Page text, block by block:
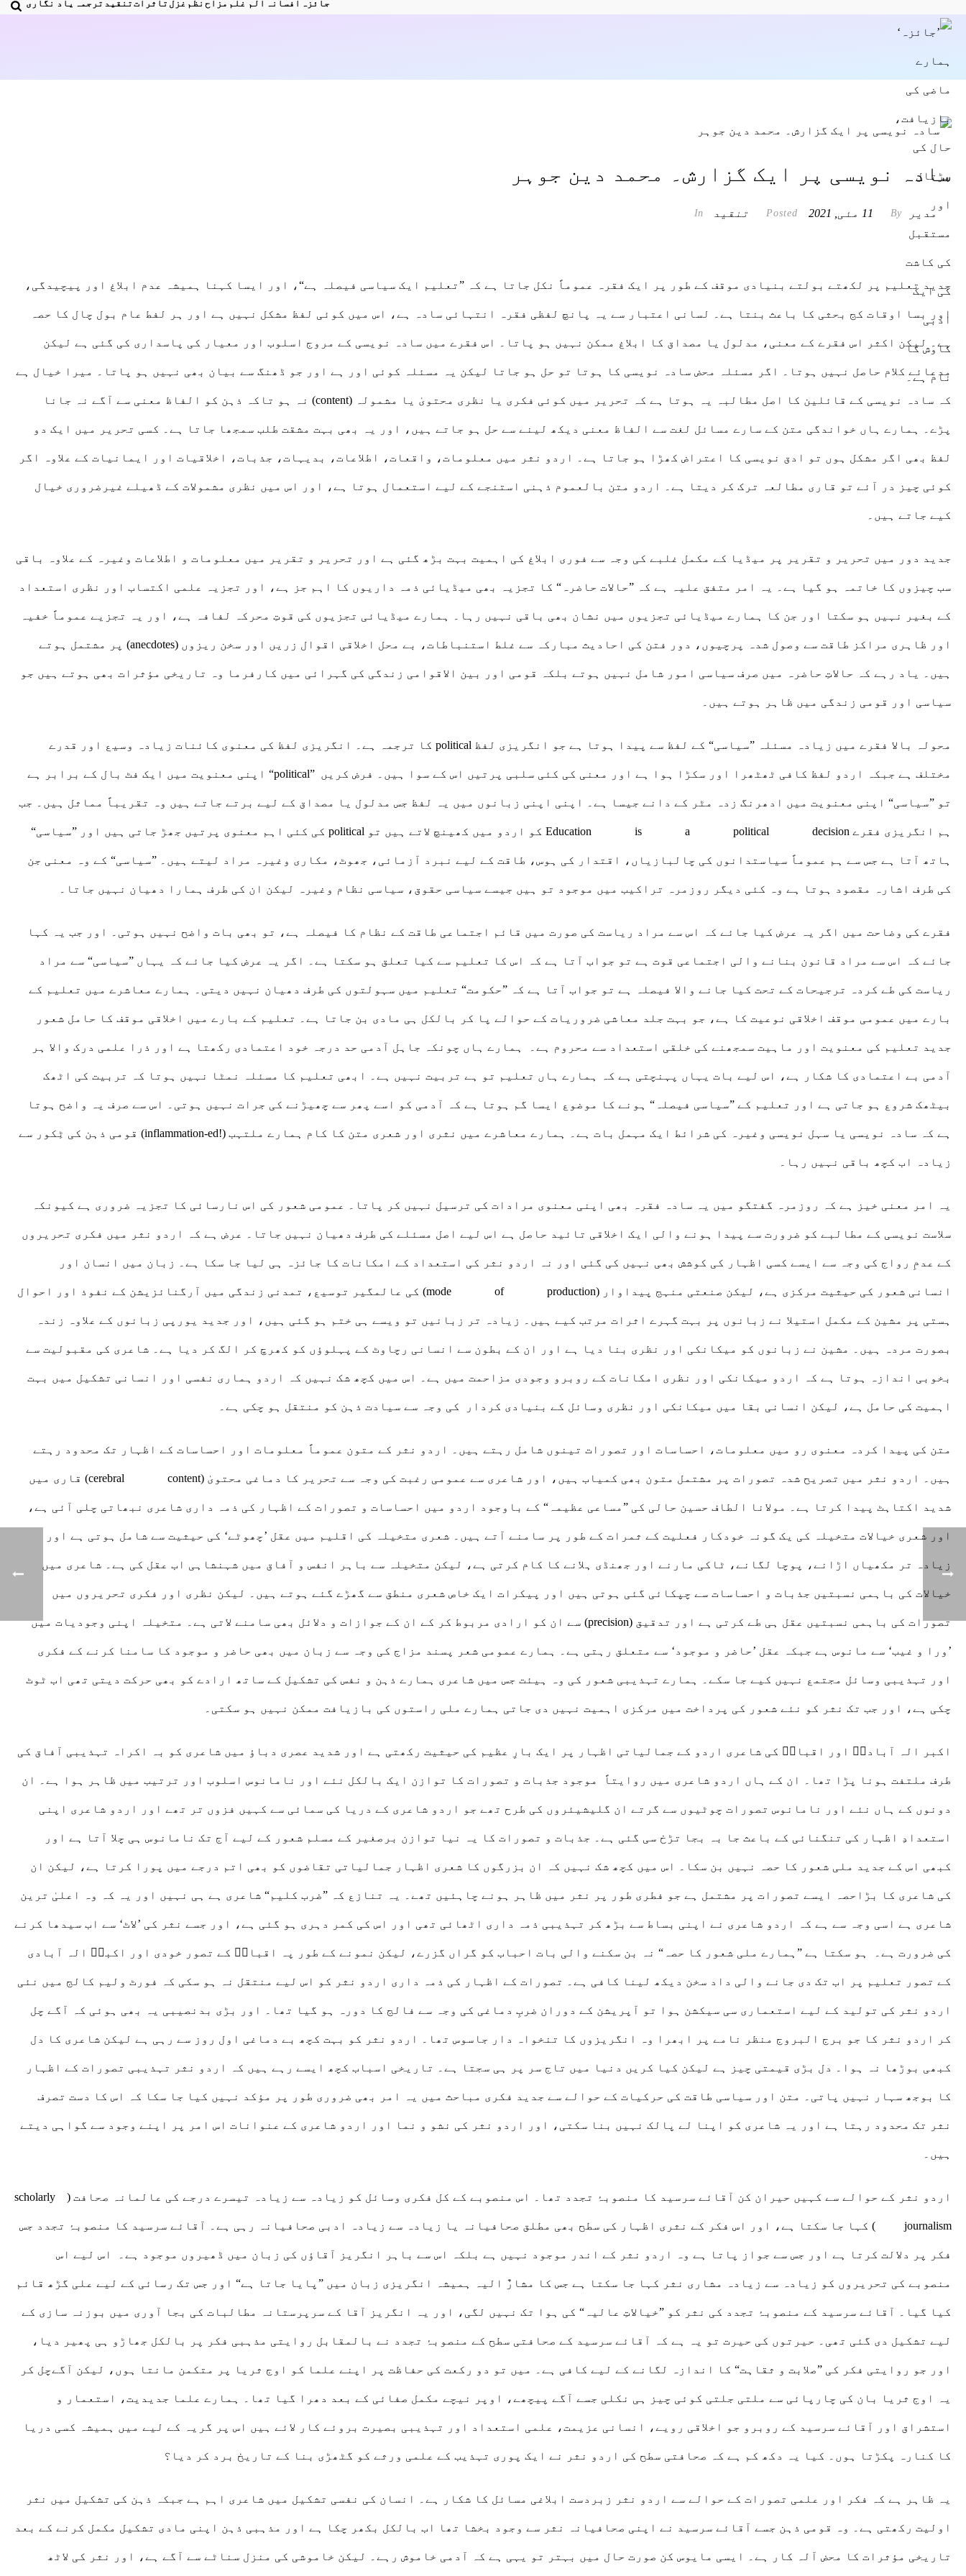
یاد نگاری ترجمہ تنقید تاثرات غزل نظم مزاح الم غلم افسانہ جائزہ
سادہ نویسی پر ایک گزارش۔ محمد دین جوہر
By مدیر 11 مئی, 2021 تنقید
جدید تعلیم پر لکھتے بولتے بنیادی موقف کے طور پر ایک فقرہ عموماً نکل جاتا ہے کہ ”تعلیم ایک سیاسی فیصلہ ہے“، اور ایسا کہنا ہمیشہ عدم ابلاغ اور پیچیدگی،
اور بسا اوقات کج بحثی کا باعث بنتا ہے۔ لسانی اعتبار سے یہ پانچ لفظی فقرہ انتہائی سادہ ہے، اس میں کوئی لفظ مشکل نہیں ہے اور ہر لفط عام بول چال کا حصہ
ہے۔ لیکن اکثر اس فقرے کے معنی، مدلول یا مصداق کا ابلاغ ممکن نہیں ہو پاتا۔ اس فقرے میں سادہ نویسی کے مروج اسلوب اور معیار کی پاسداری کی گئی ہے لیکن
مدعائے کلام حاصل نہیں ہوتا۔ اگر مسئلہ محض سادہ نویسی کا ہوتا تو حل ہو جاتا لیکن یہ مسئلہ کوئی اور ہے اور جو ڈھنگ سے بیان بھی نہیں ہو پاتا۔ میرا خیال ہے
کہ سادہ نویسی کے قائلین کا اصل مطالبہ یہ ہوتا ہے کہ تحریر میں کوئی فکری یا نظری محتویٰ یا مشمولہ (content) نہ ہو تاکہ ذہن کو الفاظ معنی سے آگے نہ جانا
پڑے۔ ہمارے ہاں خواندگی متن کے سارے مسائل لغت سے الفاظ معنی دیکھ لینے سے حل ہو جاتے ہیں، اور یہ بھی بہت مشقت طلب سمجھا جاتا ہے۔ کسی تحریر میں ایک دو
لفظ بھی اگر مشکل ہوں تو ادق نویسی کا اعتراض کھڑا ہو جاتا ہے۔ اردو نثر میں معلومات، واقعات، اطلاعات، بدیہات، جذبات، اخلاقیات اور ایمانیات کے علاوہ اگر
کوئی چیز در آئے تو قاری مطالعہ ترک کر دیتا ہے۔ اردو متن بالعموم ذہنی استنجے کے لیے استعمال ہوتا ہے، اور اس میں نظری مشمولات کے ڈھیلے غیرضروری خیال
کیے جاتے ہیں۔
جدید دور میں تحریر و تقریر پر میڈیا کے مکمل غلبے کی وجہ سے فوری ابلاغ کی اہمیت بہت بڑھ گئی ہے اور تحریر و تقریر میں معلومات و اطلاعات وغیرہ کے علاوہ باقی
سب چیزوں کا خاتمہ ہو گیا ہے۔ یہ امر متفق علیہ ہے کہ ”حالات حاضرہ“ کا تجزیہ بھی میڈیائی ذمہ داریوں کا اہم جز ہے، اور تجزیہ علمی اکتساب اور نظری استعداد
کے بغیر نہیں ہو سکتا اور جن کا ہمارے میڈیائی تجزیوں میں نشان بھی باقی نہیں رہا۔ ہمارے میڈیائی تجزیوں کی قوتِ محرکہ لفافہ ہے، اور یہ تجزیے عموماً خفیہ
اور ظاہری مراکز طاقت سے وصول شدہ پرچیوں، دور فتن کی احادیث مبارکہ سے غلط استنباطات، بے محل اخلاقی اقوال زریں اور سخن ریزوں (anecdotes) پر مشتمل ہوتے
ہیں۔ یاد رہے کہ حالاتِ حاضرہ میں صرف سیاسی امور شامل نہیں ہوتے بلکہ قومی اور بین الاقوامی زندگی کی گہرائی میں کارفرما وہ تاریخی مؤثرات بھی ہوتے ہیں جو
سیاسی اور قومی زندگی میں ظاہر ہوتے ہیں۔
محولہ بالا فقرے میں زیادہ مسئلہ ”سیاسی“ کے لفظ سے پیدا ہوتا ہے جو انگریزی لفظ political کا ترجمہ ہے۔ انگریزی لفظ کی معنوی کائنات زیادہ وسیع اور قدرے
مختلف ہے جبکہ اردو لفظ کافی ٹھٹھرا اور سکڑا ہوا ہے اور معنی کی کئی سلبی پرتیں اس کے سوا ہیں۔ فرض کریں ”political“ اپنی معنویت میں ایک فٹ بال کے برابر ہے
تو ”سیاسی“ اپنی معنویت میں ادھرنگ زدہ مٹر کے دانے جیسا ہے۔ اپنی اپنی زبانوں میں یہ لفظ جس مدلول یا مصداق کے لیے برتے جاتے ہیں وہ تقریباً مماثل ہیں۔ جب
ہم انگریزی فقرے Education is a political decision کو اردو میں کھینچ لاتے ہیں تو political کی کئی اہم معنوی پرتیں جھڑ جاتی ہیں اور ”سیاسی“
ہاتھ آتا ہے جس سے ہم عموماً سیاستدانوں کی چالبازیاں، اقتدار کی ہوس، طاقت کے لیے نبرد آزمائی، جھوٹ، مکاری وغیرہ مراد لیتے ہیں۔ ”سیاسی“ کے وہ معنی جن
کی طرف اشارہ مقصود ہوتا ہے وہ کئی دیگر روزمرہ تراکیب میں موجود تو ہیں جیسے سیاسی حقوق، سیاسی نظام وغیرہ لیکن ان کی طرف ہمارا دھیان نہیں جاتا۔
فقرے کی وضاحت میں اگر یہ عرض کیا جائے کہ اس سے مراد ریاست کی صورت میں قائم اجتماعی طاقت کے نظام کا فیصلہ ہے، تو بھی بات واضح نہیں ہوتی۔ اور جب یہ کہا
جائے کہ اس سے مراد قانون بنانے والی اجتماعی قوت ہے تو جواب آتا ہے کہ اس کا تعلیم سے کیا تعلق ہو سکتا ہے۔ اگر یہ عرض کیا جائے کہ یہاں ”سیاسی“ سے مراد
ریاست کی طے کردہ ترجیحات کے تحت کیا جانے والا فیصلہ ہے تو جواب آتا ہے کہ ”حکومت“ تعلیم میں سہولتوں کی طرف دھیان نہیں دیتی۔ ہمارے معاشرے میں تعلیم کے
بارے میں عمومی موقف اخلاقی نوعیت کا ہے، جو بہت جلد معاشی ضروریات کے حوالے پا کر بالکل ہی مادی بن جاتا ہے۔ تعلیم کے بارے میں اخلاقی موقف کا حامل شعور
جدید تعلیم کی معنویت اور ماہیت سمجھنے کی خلقی استعداد سے محروم ہے۔ ہمارے ہاں چونکہ جاہل آدمی حد درجہ خود اعتمادی رکھتا ہے اور ذرا علمی درک والا ہر
آدمی بے اعتمادی کا شکار ہے، اس لیے بات یہاں پہنچتی ہے کہ ہمارے ہاں تعلیم تو ہے تربیت نہیں ہے۔ ابھی تعلیم کا مسئلہ نمٹا نہیں ہوتا کہ تربیت کی اٹھک
بیٹھک شروع ہو جاتی ہے اور تعلیم کے ”سیاسی فیصلہ“ ہونے کا موضوع ایسا گم ہوتا ہے کہ آدمی کو اسے پھر سے چھیڑنے کی جرات نہیں ہوتی۔ اس سے صرف یہ واضح ہوتا
ہے کہ سادہ نویسی یا سہل نویسی وغیرہ کی شرائط ایک مہمل بات ہے۔ ہمارے معاشرے میں نثری اور شعری متن کا کام ہمارے ملتہب (!inflammation-ed) قومی ذہن کی ٹِکور سے
زیادہ اب کچھ باقی نہیں رہا۔
یہ امر معنی خیز ہے کہ روزمرہ گفتگو میں یہ سادہ فقرہ بھی اپنی معنوی مرادات کی ترسیل نہیں کر پاتا۔ عمومی شعور کی اس نارسائی کا تجزیہ ضروری ہے کیونکہ
سلاست نویسی کے مطالبے کو ضرورت سے پیدا ہونے والی ایک اخلاقی تائید حاصل ہے اس لیے اصل مسئلے کی طرف دھیان نہیں جاتا۔ عرض ہے کہ اردو نثر میں فکری تحریروں
کے عدمِ رواج کی وجہ سے ایسے کسی اظہار کی کوشش بھی نہیں کی گئی اور نہ اردو نثر کی استعداد کے امکانات کا جائزہ ہی لیا جا سکا ہے۔ زبان میں انسان اور
انسانی شعور کی حیثیت مرکزی ہے، لیکن صنعتی منہج پیداوار (mode of production) کی عالمگیر توسیع، تمدنی زندگی میں آرگنائزیشن کے نفوذ اور احوال
ہستی پر مشین کے مکمل استیلا نے زبانوں پر بہت گہرے اثرات مرتب کیے ہیں۔ زیادہ تر زبانیں تو ویسے ہی ختم ہو گئی ہیں، اور جدید یورپی زبانوں کے علاوہ زندہ
بصورت مردہ ہیں۔ مشین نے زبانوں کو میکانکی اور نظری بنا دیا ہے اور ان کے بطون سے انسانی رچاوٹ کے پہلوؤں کو کھرچ کر الگ کر دیا ہے۔ شاعری کی مقبولیت سے
بخوبی اندازہ ہوتا ہے کہ اردو میکانکی اور نظری امکانات کے روبرو وجودی مزاحمت میں ہے۔ اس میں کچھ شک نہیں کہ اردو ہماری نفسی اور انسانی تشکیل میں بہت
اہمیت کی حامل ہے، لیکن انسانی بقا میں میکانکی اور نظری وسائل کے بنیادی کردار کی وجہ سے سیادت ذہن کو منتقل ہو چکی ہے۔
متن کی پیدا کردہ معنوی رو میں معلومات، احساسات اور تصورات تینوں شامل رہتے ہیں۔ اردو نثر کے متون عموماً معلومات اور احساسات کے اظہار تک محدود رہتے
ہیں۔ اردو نثر میں تصریح شدہ تصورات پر مشتمل متون بھی کمیاب ہیں، اور شاعری سے عمومی رغبت کی وجہ سے تحریر کا دماغی محتویٰ (cerebral content) قاری میں
شدید اکتاہٹ پیدا کرتا ہے۔ مولانا الطاف حسین حالی کی ”مساعی عظیمہ“ کے باوجود اردو میں احساسات و تصورات کے اظہار کی ذمہ داری شاعری نبھاتی چلی آئی ہے،
اور شعری خیالات متخیلہ کی یک گونہ خودکار فعلیت کے ثمرات کے طور پر سامنے آتے ہیں۔ شعری متخیلہ کی اقلیم میں عقل ’چھوٹے‘ کی حیثیت سے شامل ہوتی ہے اور
زیادہ تر مکھیاں اڑانے، پوچا لگانے، ٹاکی مارنے اور جھنڈی ہلانے کا کام کرتی ہے، لیکن متخیلہ سے باہر انفس و آفاق میں شہنشاہی اب عقل کی ہے۔ شاعری میں
خیالات کی باہمی نسبتیں جذبات و احساسات سے چپکائی گئی ہوتی ہیں اور پیکرات ایک خاص شعری منطق سے گھڑے گئے ہوتے ہیں۔ لیکن نظری اور فکری تحریروں میں
تصورات کی باہمی نسبتیں عقل ہی طے کرتی ہے اور تدقیق (precision) سے ان کو ارادی مربوط کر کے ان کے جوازات و دلائل بھی سامنے لاتی ہے۔ متخیلہ اپنی وجودیات میں
’ورا و غیب‘ سے مانوس ہے جبکہ عقل ’حاضر و موجود‘ سے متعلق رہتی ہے۔ ہمارے عمومی شعر پسند مزاج کی وجہ سے زبان میں بھی حاضر و موجود کا سامنا کرنے کے فکری
اور تہذیبی وسائل مجتمع نہیں کیے جا سکے۔ ہمارے تہذیبی شعور کی وہ ہیئت جس میں شاعری ہمارے ذہن و نفس کی تشکیل کے ساتھ ارادے کو بھی حرکت دیتی تھی اب ٹوٹ
چکی ہے، اور جب تک نثر کو نئے شعور کی پرداخت میں مرکزی اہمیت نہیں دی جاتی ہمارے ملی راستوں کی بازیافت ممکن نہیں ہو سکتی۔
اکبر الہ آبادیؒ اور اقبالؒ کی شاعری اردو کے جمالیاتی اظہار پر ایک بارِ عظیم کی حیثیت رکھتی ہے اور شدید عصری دباؤ میں شاعری کو بہ اکراہ تہذیبی آفاق کی
طرف ملتفت ہونا پڑا تھا۔ ان کے ہاں اردو شاعری میں روایتاً موجود جذبات و تصورات کا توازن ایک بالکل نئے اور نامانوس اسلوب اور ترتیب میں ظاہر ہوا ہے۔ ان
دونوں کے ہاں نئے اور نامانوس تصورات چوٹیوں سے گرتے ان گلیشیئروں کی طرح تھے جو اردو شاعری کے دریا کی سمائی سے کہیں فزوں تر تھے اور اردو شاعری اپنی
استعدادِ اظہار کی تنگنائی کے باعث جا بہ بجا تڑخ سی گئی ہے۔ جذبات و تصورات کا یہ نیا توازن برصغیر کے مسلم شعور کے لیے آج تک نامانوس ہی چلا آتا ہے اور
کبھی اس کے جدید ملی شعور کا حصہ نہیں بن سکا۔ اس میں کچھ شک نہیں کہ ان بزرگوں کا شعری اظہار جمالیاتی تقاضوں کو بھی اتم درجے میں پورا کرتا ہے، لیکن ان
کی شاعری کا بڑاحصہ ایسے تصورات پر مشتمل ہے جو فطری طور پر نثر میں ظاہر ہونے چاہئیں تھے۔ یہ تنازع کہ ”ضرب کلیم“ شاعری ہے ہی نہیں اور یہ کہ وہ اعلیٰ ترین
شاعری ہے اسی وجہ سے ہے کہ اردو شاعری نے اپنی بساط سے بڑھ کر تہذیبی ذمہ داری اٹھائی تھی اور اس کی کمر دہری ہو گئی ہے، اور جسے نثر کی ’لاٹ‘ سے اب سیدھا کرنے
کی ضرورت ہے۔ ہو سکتا ہے ”ہمارے ملی شعور کا حصہ“ نہ بن سکنے والی بات احباب کو گراں گزرے، لیکن نمونے کے طور پہ اقبالؒ کے تصور خودی اور اکبرؒ الہ آبادی
کے تصور تعلیم پر اب تک دی جانے والی داد سخن دیکھ لینا کافی ہے۔ تصورات کے اظہار کی ذمہ داری اردو نثر کو اس لیے منتقل نہ ہو سکی کہ فورٹ ولیم کالج میں نئی
اردو نثر کی تولید کے لیے استعماری سی سیکشن ہوا تو آپریشن کے دوران ضربِ دماغی کی وجہ سے فالج کا دورہ ہو گیا تھا۔ اور بڑی بدنصیبی یہ بھی ہوئی کہ آگے چل
کر اردو نثر کا جو برج البروج منظر نامے پر ابھرا وہ انگریزوں کا تنخواہ دار جاسوس تھا۔ اردو نثر کو بہت کچھ بے دماغی اول روز سے رہی ہے لیکن شاعری کا دل
کبھی بوڑھا نہ ہوا۔ دل بڑی قیمتی چیز ہے لیکن کیا کریں دنیا میں تاج سر پر ہی سجتا ہے۔ تاریخی اسباب کچھ ایسے رہے ہیں کہ اردو نثر تہذیبی تصورات کے اظہار
کا بوجھ سہار نہیں پاتی۔ متن اور سیاسی طاقت کی حرکیات کے حوالے سے جدید فکری مباحث میں یہ امر بھی ضروری طور پر مؤکد نہیں کیا جا سکا کہ اس کا دست تصرف
نثر تک محدود رہتا ہے اور یہ شاعری کو اپنا لے پالک نہیں بنا سکتی، اور اردو نثر کی نشو و نما اور اردو شاعری کے عنوانات اس امر پر اپنے وجود سے گواہی دیتے
ہیں۔
اردو نثر کے حوالے سے کہیں حیران کن آقائے سرسید کا منصوبۂ تجدد تھا۔ اس منصوبے کے کل فکری وسائل کو زیادہ سے زیادہ تیسرے درجے کی عالمانہ صحافت (scholarly
journalism) کہا جا سکتا ہے، اور اس فکر کے نثری اظہار کی سطح بھی مطلق صحافیانہ یا زیادہ سے زیادہ ادبی صحافیانہ رہی ہے۔ آقائے سرسید کا منصوبۂ تجدد جس
فکر پر دلالت کرتا ہے اور جس سے جواز پاتا ہے وہ اردو نثر کے اندر موجود نہیں ہے بلکہ اس سے باہر انگریز آقاؤں کی زبان میں ڈھیروں موجود ہے۔ اس لیے اس
منصوبے کی تحریروں کو زیادہ سے زیادہ مشاری نثر کہا جا سکتا ہے جس کا مشارٌ الیہ ہمیشہ انگریزی زبان میں ”پایا جاتا ہے“ اور جس تک رسائی کے لیے علی گڑھ قائم
کیا گیا۔ آقائے سرسید کے منصوبۂ تجدد کی نثر کو ”خیالاتِ عالیہ“ کی ہوا تک نہیں لگی، اور یہ انگریز آقا کے سرپرستانہ مطالبات کی بجا آوری میں بوزنہ سازی کے
لیے تشکیل دی گئی تھی۔ حیرتوں کی حیرت تو یہ ہے کہ آقائے سرسید کے صحافتی سطح کے منصوبۂ تجدد نے بالمقابل روایتی مذہبی فکر پر بالکل جھاڑو ہی پھیر دیا،
اور جو روایتی فکر کی ”صلابت و ثقاہت“ کا اندازہ لگانے کے لیے کافی ہے۔ میں تو دو رکعت کی حفاظت پر اپنے علما کو اوج ثریا پر متکمن مانتا ہوں، لیکن آگےچل کر
یہ اوج ثریا بان کی چارپائی سے ملتی جلتی کوئی چیز ہی نکلی جسے آگے پیچھے، اوپر نیچے مکمل صفائی کے بعد دھرا گیا تھا۔ ہمارے علما جدیدیت، استعمار و
استشراق اور آقائے سرسید کے روبرو جو اخلاقی رویے، انسانی عزیمت، علمی استعداد اور تہذیبی بصیرت بروئے کار لائے ہیں اس پر گریہ کے لیے میں ہمیشہ کسی دریا
کا کنارہ پکڑتا ہوں۔ کیا یہ دکھ کم ہے کہ صحافتی سطح کی اردو نثر نے ایک پوری تہذیب کے علمی ورثے کو گٹھڑی بنا کے تاریخ برد کر دیا؟
یہ ظاہر ہے کہ فکر اور علمی تصورات کے حوالے سے اردو نثر زبردست ابلاغی مسائل کا شکار ہے۔ انسان کی نفسی تشکیل میں شاعری اہم ہے جبکہ ذہن کی تشکیل میں نثر
اولیت رکھتی ہے۔ وہ قومی ذہن جسے آقائے سرسید نے اپنی صحافیانہ نثر سے وجود بخشا تھا اب بالکل بکھر چکا ہے اور مذہبی ذہن اپنی مادی تشکیل مکمل کرنے کے بعد
تاریخی مؤثرات کا محض آلہ کار ہے۔ ایسی مایوس کن صورت حال میں بہتر تو یہی ہے کہ آدمی خاموش رہے۔ لیکن خاموشی کی منزل سناٹے سے آگے ہے، اور نثر کی لاٹھ